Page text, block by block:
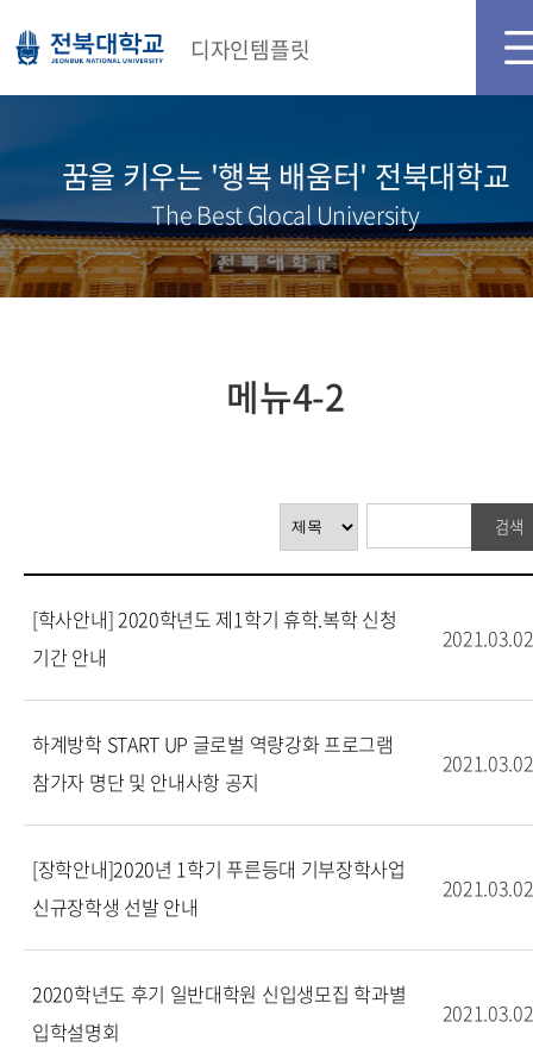
디자인템플릿
꿈을 키우는 '행복 배움터' 전북대학교
The Best Glocal University
메뉴4-2
[학사안내] 2020학년도 제1학기 휴학.복학 신청
기간 안내
2021.03.02
하계방학 START UP 글로벌 역량강화 프로그램
참가자 명단 및 안내사항 공지
2021.03.02
[장학안내]2020년 1학기 푸른등대 기부장학사업
신규장학생 선발 안내
2021.03.02
2020학년도 후기 일반대학원 신입생모집 학과별
입학설명회
2021.03.02